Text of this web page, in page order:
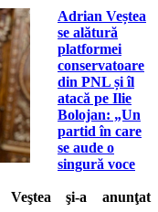
Adrian Veștea
se alătură
platformei
conservatoare
din PNL și îl
atacă pe Ilie
Bolojan: „Un
partid în care
se aude o
singură voce
şi-a anunţat